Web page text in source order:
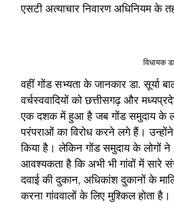
एसटी अत्याचार निवारण अधिनियम के
विधायक
वहीं गोंड सभ्यता के जानकार डा.
वर्चस्ववादियों को छत्तीसगढ़ और
एक दशक में हुआ है जब गोंड समुदाय के
परंपराओं का विरोध करने लगे हैं। उन्होंने
किया है। लेकिन गोंड समुदाय के लोगों
आवश्यकता है कि अभी भी गांवों में सारे
दवाई की दुकान, अधिकांश दुकानों के
करना गांववालों के लिए मुश्किल होता है।